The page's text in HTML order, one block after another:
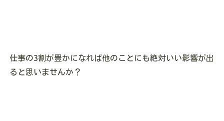
仕事の3割が豊かになれば他のことにも絶対いい影響が出
ると思いませんか？